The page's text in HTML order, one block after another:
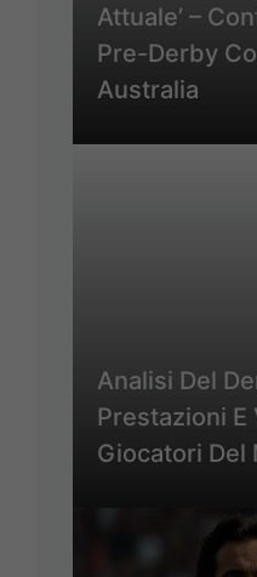
Attuale’ –
Pre-Derby
Australia
Analisi Del
Prestazioni E
Giocatori Del